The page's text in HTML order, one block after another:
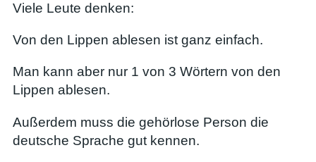
Viele Leute denken:
Von den Lippen ablesen ist ganz einfach.
Man kann aber nur 1 von 3 Wörtern von den
Lippen ablesen.
Außerdem muss die gehörlose Person die
deutsche Sprache gut kennen.